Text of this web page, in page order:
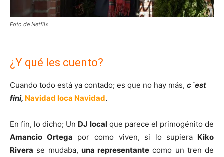
Foto de Netflix
¿Y qué les cuento?
Cuando todo está ya contado; es que no hay más, c´est
fini, Navidad loca Navidad.
En fin, lo dicho; Un DJ localque parece el primogénito de
Amancio Ortega por como viven, si lo supiera Kiko
Rivera se mudaba, una representante como un tren de